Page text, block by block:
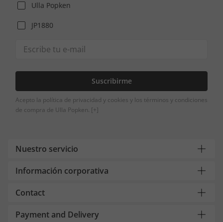
Ulla Popken
JP1880
Suscribirme
Acepto la política de privacidad y cookies y los términos y condiciones
de compra de Ulla Popken. [+]
Nuestro servicio
Información corporativa
Contact
Payment and Delivery